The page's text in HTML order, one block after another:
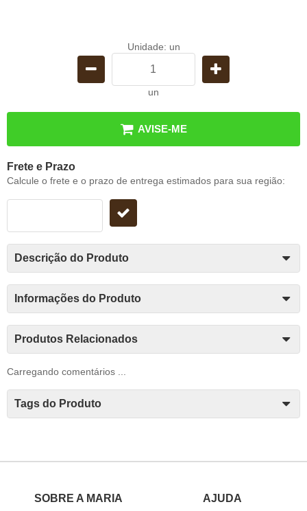
Unidade: un
un
AVISE-ME
Frete e Prazo
Calcule o frete e o prazo de entrega estimados para sua região:
Descrição do Produto
Informações do Produto
Produtos Relacionados
Carregando comentários ...
Tags do Produto
SOBRE A MARIA
AJUDA